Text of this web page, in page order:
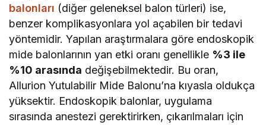
balonları (diğer geleneksel balon türleri) ise,
benzer komplikasyonlara yol açabilen bir tedavi
yöntemidir. Yapılan araştırmalara göre endoskopik
mide balonlarının yan etki oranı genellikle %3 ile
%10 arasında değişebilmektedir. Bu oran,
Allurion Yutulabilir Mide Balonu’na kıyasla oldukça
yüksektir. Endoskopik balonlar, uygulama
sırasında anestezi gerektirirken, çıkarılmaları için